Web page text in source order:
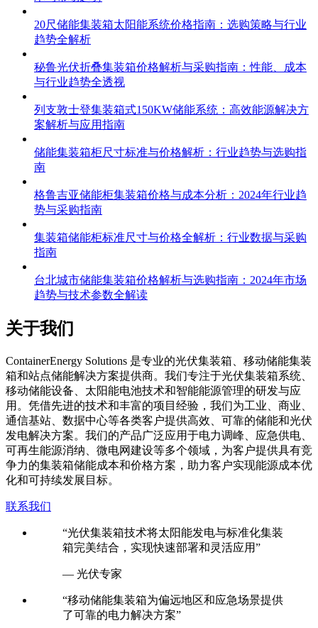
20尺储能集装箱太阳能系统价格指南：选购策略与行业
趋势全解析
秘鲁光伏折叠集装箱价格解析与采购指南：性能、成本
与行业趋势全透视
列支敦士登集装箱式150KW储能系统：高效能源解决方
案解析与应用指南
储能集装箱柜尺寸标准与价格解析：行业趋势与选购指
南
格鲁吉亚储能柜集装箱价格与成本分析：2024年行业趋
势与采购指南
集装箱储能柜标准尺寸与价格全解析：行业数据与采购
指南
台北城市储能集装箱价格解析与选购指南：2024年市场
趋势与技术参数全解读
关于我们
ContainerEnergy Solutions 是专业的光伏集装箱、移动储能集装
箱和站点储能解决方案提供商。我们专注于光伏集装箱系统、
移动储能设备、太阳能电池技术和智能能源管理的研发与应
用。凭借先进的技术和丰富的项目经验，我们为工业、商业、
通信基站、数据中心等各类客户提供高效、可靠的储能和光伏
发电解决方案。我们的产品广泛应用于电力调峰、应急供电、
可再生能源消纳、微电网建设等多个领域，为客户提供具有竞
争力的集装箱储能成本和价格方案，助力客户实现能源成本优
化和可持续发展目标。
联系我们
“光伏集装箱技术将太阳能发电与标准化集装
箱完美结合，实现快速部署和灵活应用”
— 光伏专家
“移动储能集装箱为偏远地区和应急场景提供
了可靠的电力解决方案”